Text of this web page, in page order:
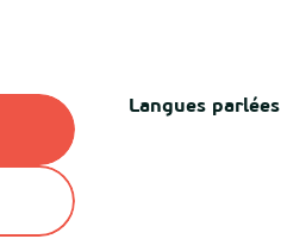
Langues parlées
Langues parlées